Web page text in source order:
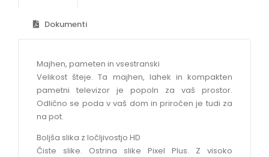
Dokumenti
Majhen, pameten in vsestranski
Velikost šteje. Ta majhen, lahek in kompakten
pametni televizor je popoln za vaš prostor.
Odlično se poda v vaš dom in priročen je tudi za
na pot.
Boljša slika z ločljivostjo HD
Čiste slike. Ostrina slike Pixel Plus. Z visoko